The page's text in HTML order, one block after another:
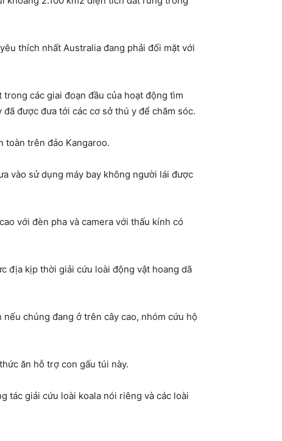
thích nhất Australia đang phải đối mặt với
các giai đoạn đầu của hoạt động tìm
được đưa tới các cơ sở thú y để chăm sóc.
toàn trên đảo Kangaroo.
vào sử dụng máy bay không người lái được
với đèn pha và camera với thấu kính có
địa kịp thời giải cứu loài động vật hoang dã
chúng đang ở trên cây cao, nhóm cứu hộ
ăn hỗ trợ con gấu túi này.
tác giải cứu loài koala nói riêng và các loài